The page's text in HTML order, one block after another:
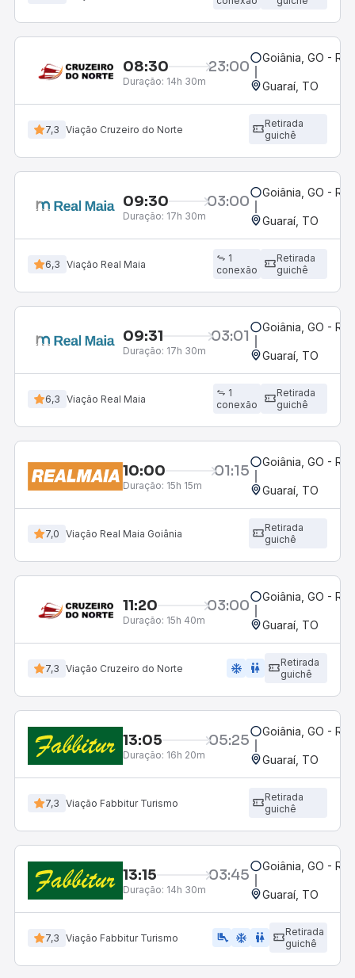
08:30 23:00
Duração: 14h 30m
Goiânia, GO -
Guaraí, TO
7,3 Viação Cruzeiro do Norte
Retirada
guichê
09:30 03:00
Duração: 17h 30m
Goiânia, GO -
Guaraí, TO
6,3 Viação Real Maia
1
conexão
Retirada
guichê
09:31 03:01
Duração: 17h 30m
Goiânia, GO -
Guaraí, TO
6,3 Viação Real Maia
1
conexão
Retirada
guichê
10:00 01:15
Duração: 15h 15m
Goiânia, GO -
Guaraí, TO
7,0 Viação Real Maia Goiânia
Retirada
guichê
11:20 03:00
Duração: 15h 40m
Goiânia, GO -
Guaraí, TO
7,3 Viação Cruzeiro do Norte ac_unit wc
Retirada
guichê
13:05 05:25
Duração: 16h 20m
Goiânia, GO -
Guaraí, TO
7,3 Viação Fabbitur Turismo
Retirada
guichê
13:15 03:45
Duração: 14h 30m
Goiânia, GO -
Guaraí, TO
7,3 Viação Fabbitur Turismo airline_seat_legroom_extra ac_unit WC
Retirada
guichê